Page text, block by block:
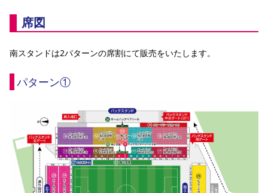
席図
南スタンドは2パターンの席割にて販売をいたします。
パターン①